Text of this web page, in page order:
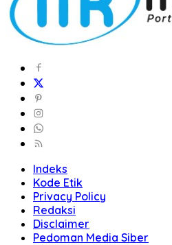
Indeks
Kode Etik
Privacy Policy
Redaksi
Disclaimer
Pedoman Media Siber